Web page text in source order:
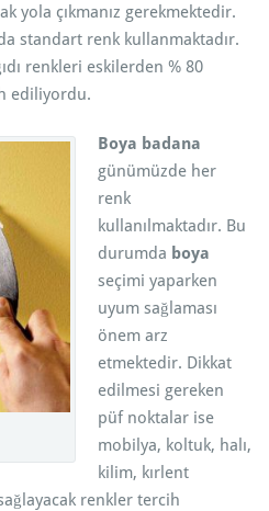
yola çıkmanız gerekmektedir.
standart renk kullanmaktadır.
renkleri eskilerden % 80
ediliyordu.
Boya badana
günümüzde her
renk
kullanılmaktadır. Bu
durumda boya
seçimi yaparken
uyum sağlaması
önem arz
etmektedir. Dikkat
edilmesi gereken
püf noktalar ise
mobilya, koltuk, halı,
kilim, kırlent
renkler tercih